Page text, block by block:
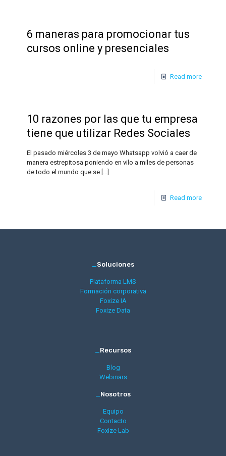
6 maneras para promocionar tus
cursos online y presenciales
Read more
10 razones por las que tu empresa
tiene que utilizar Redes Sociales
El pasado miércoles 3 de mayo Whatsapp volvió a caer de
manera estrepitosa poniendo en vilo a miles de personas
de todo el mundo que se […]
Read more
_Soluciones
Plataforma LMS
Formación corporativa
Foxize IA
Foxize Data
_Recursos
Blog
Webinars
_Nosotros
Equipo
Contacto
Foxize Lab